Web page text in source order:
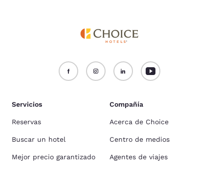
Servicios
Reservas
Buscar un hotel
Mejor precio garantizado
Compañía
Acerca de Choice
Centro de medios
Agentes de viajes